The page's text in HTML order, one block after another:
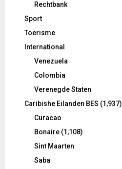
Rechtbank
Sport
Toerisme
International
Venezuela
Colombia
Verenegde Staten
Caribishe Eilanden BES (1,937)
Curacao
Bonaire (1,108)
Sint Maarten
Saba